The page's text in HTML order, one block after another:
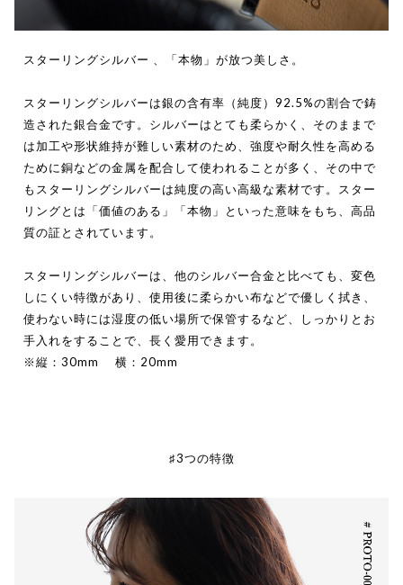
スターリングシルバー 、「本物」が放つ美しさ。
スターリングシルバーは銀の含有率（純度）92.5%の割合で鋳
造された銀合金です。シルバーはとても柔らかく、そのままで
は加工や形状維持が難しい素材のため、強度や耐久性を高める
ために銅などの金属を配合して使われることが多く、その中で
もスターリングシルバーは純度の高い高級な素材です。スター
リングとは「価値のある」「本物」といった意味をもち、高品
質の証とされています。
スターリングシルバーは、他のシルバー合金と比べても、変色
しにくい特徴があり、使用後に柔らかい布などで優しく拭き、
使わない時には湿度の低い場所で保管するなど、しっかりとお
手入れをすることで、長く愛用できます。
※縦：30mm 横：20mm
♯3つの特徴